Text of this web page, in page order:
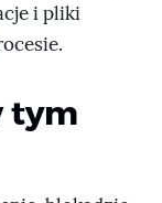
i pliki
tym